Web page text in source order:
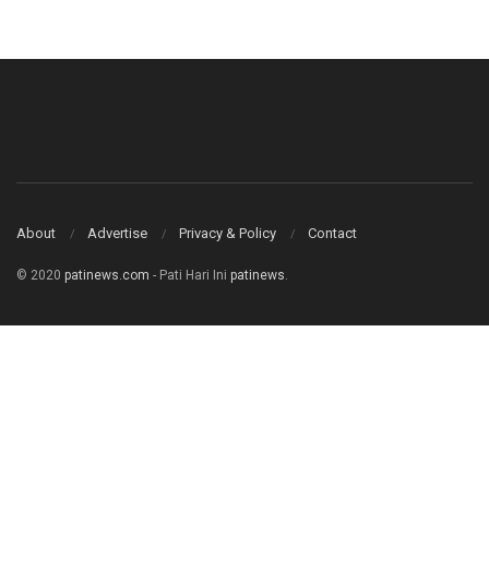
About Advertise Privacy & Policy Contact
© 2020 patinews.com - Pati Hari Ini patinews